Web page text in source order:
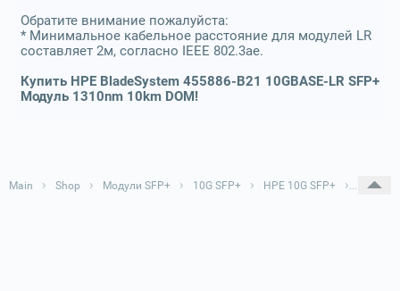
Обратите внимание пожалуйста:
* Минимальное кабельное расстояние для модулей LR
составляет 2м, согласно IEEE 802.3ae.
Купить HPE BladeSystem 455886-B21 10GBASE-LR SFP+
Модуль 1310nm 10km DOM!
Main › Shop › Модули SFP+ › 10G SFP+ › HPE 10G SFP+ › HPE